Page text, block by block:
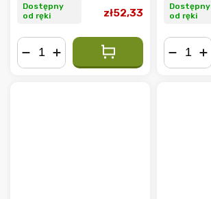
333x300x0,1 mm
Dostępny
od ręki
zł52,33
Dostępny
od ręki